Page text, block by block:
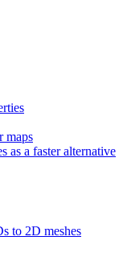
maps
as a faster alternative
to 2D meshes